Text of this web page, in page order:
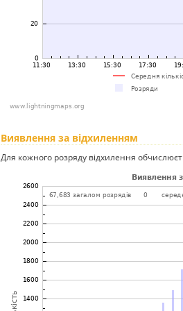
Виявлення за відхиленням
Для кожного розряду відхилення